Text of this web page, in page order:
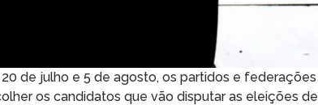
de julho e 5 de agosto, os partidos e federações
os candidatos que vão disputar as eleições de